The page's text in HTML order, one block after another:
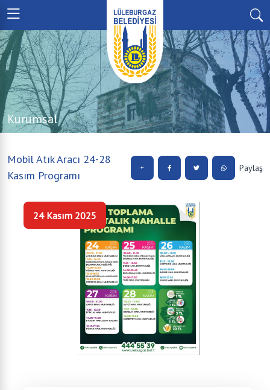
Kurumsal
Mobil Atık Aracı 24-28
Kasım Programı
Paylaş
24 Kasım 2025